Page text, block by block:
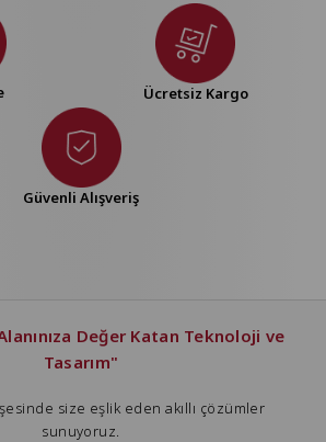
Ücretsiz Kargo
Güvenli Alışveriş
Değer Katan Teknoloji ve
Tasarım"
size eşlik eden akıllı çözümler
sunuyoruz.